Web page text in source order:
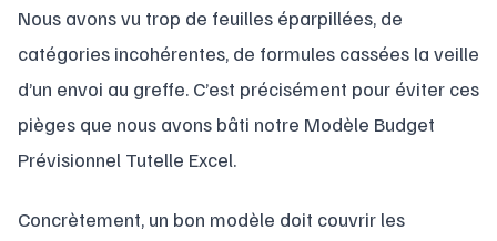
Nous avons vu trop de feuilles éparpillées, de
catégories incohérentes, de formules cassées la veille
d’un envoi au greffe. C’est précisément pour éviter ces
pièges que nous avons bâti notre Modèle Budget
Prévisionnel Tutelle Excel.
Concrètement, un bon modèle doit couvrir les